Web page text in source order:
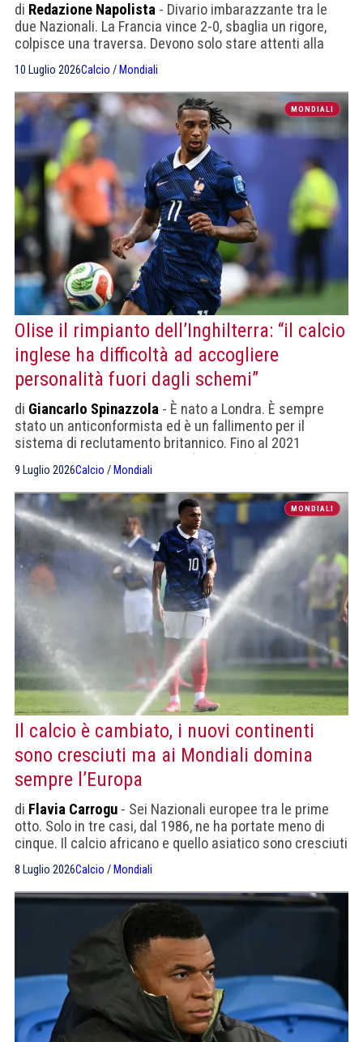
di Redazione Napolista - Divario imbarazzante tra le
due Nazionali. La Francia vince 2-0, sbaglia un rigore,
colpisce una traversa. Devono solo stare attenti alla
maledizione degli strafavoriti. In semifinale attendono la
vincente di Spagna-Belgio
10 Luglio 2026Calcio / Mondiali
MONDIALI
Olise il rimpianto dell’Inghilterra: “il calcio
inglese ha difficoltà ad accogliere
personalità fuori dagli schemi”
di Giancarlo Spinazzola - È nato a Londra. È sempre
stato un anticonformista ed è un fallimento per il
sistema di reclutamento britannico. Fino al 2021
9 Luglio 2026Calcio / Mondiali
MONDIALI
Il calcio è cambiato, i nuovi continenti
sono cresciuti ma ai Mondiali domina
sempre l’Europa
di Flavia Carrogu - Sei Nazionali europee tra le prime
otto. Solo in tre casi, dal 1986, ne ha portate meno di
cinque. Il calcio africano e quello asiatico sono cresciuti
ma manca ancora qualcosa per l'exploit definitivo (a
parte il Marocco)
8 Luglio 2026Calcio / Mondiali